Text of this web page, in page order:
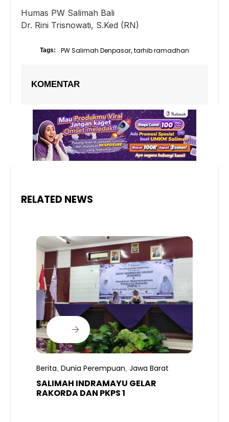
Humas PW Salimah Bali
Dr. Rini Trisnowati, S.Ked (RN)
Tags: PW Salimah Denpasar, tarhib ramadhan
KOMENTAR
RELATED NEWS
Berita, Dunia Perempuan, Jawa Barat
SALIMAH INDRAMAYU GELAR
RAKORDA DAN PKPS 1